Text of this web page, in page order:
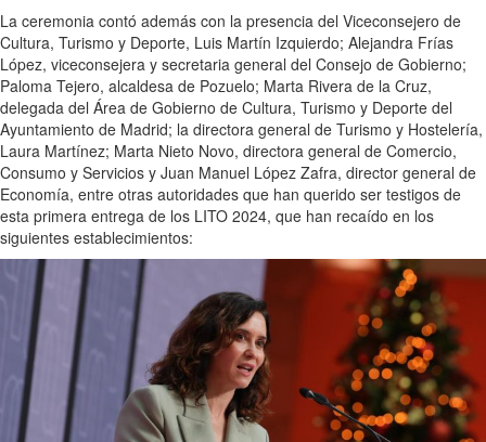
La ceremonia contó además con la presencia del Viceconsejero de
Cultura, Turismo y Deporte, Luis Martín Izquierdo; Alejandra Frías
López, viceconsejera y secretaria general del Consejo de Gobierno;
Paloma Tejero, alcaldesa de Pozuelo; Marta Rivera de la Cruz,
delegada del Área de Gobierno de Cultura, Turismo y Deporte del
Ayuntamiento de Madrid; la directora general de Turismo y Hostelería,
Laura Martínez; Marta Nieto Novo, directora general de Comercio,
Consumo y Servicios y Juan Manuel López Zafra, director general de
Economía, entre otras autoridades que han querido ser testigos de
esta primera entrega de los LITO 2024, que han recaído en los
siguientes establecimientos: